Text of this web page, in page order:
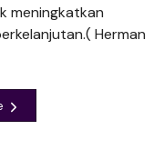
meningkatkan
Herman